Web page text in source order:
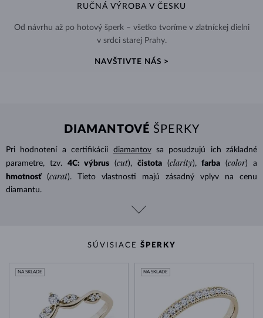
RUČNÁ VÝROBA V ČESKU
Od návrhu až po hotový šperk – všetko tvoríme v zlatníckej dielni
v srdci starej Prahy.
NAVŠTIVTE NÁS >
DIAMANTOVÉ ŠPERKY
Pri hodnotení a certifikácii diamantovsa posudzujú ich základné
parametre, tzv.
4C: výbrus (cut), čistota (clarity), farba (color) a
hmotnosť
(carat). Tieto vlastnosti majú zásadný vplyv na cenu
diamantu.
SÚVISIACE ŠPERKY
NA SKLADE NA SKLADE